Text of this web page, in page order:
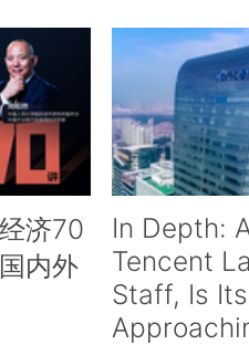
济70
内外
In Depth:
Tencent
Staff, Is Its